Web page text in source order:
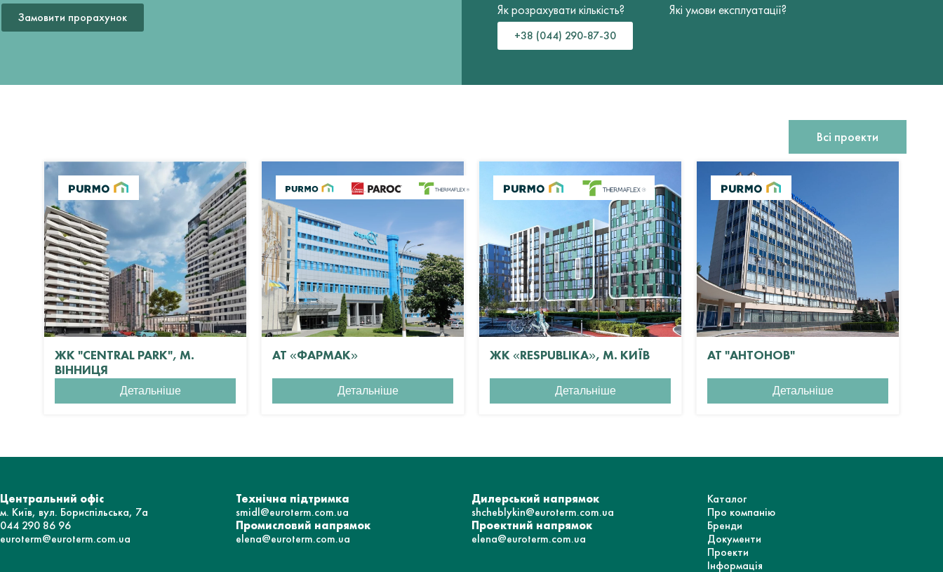
Замовити прорахунок
Як розрахувати кількість?
Які умови експлуатації?
+38 (044) 290-87-30
Всі проекти
ЖК "CENTRAL PARK", М.
ВІННИЦЯ
Детальніше
АТ «ФАРМАК»
Детальніше
ЖК «RESPUBLIKA», М. КИЇВ
Детальніше
АТ "АНТОНОВ"
Детальніше
Центральний офіс
м. Київ, вул. Бориспільська, 7а
044 290 86 96
euroterm@euroterm.com.ua
Технічна підтримка
smidl@euroterm.com.ua
Промисловий напрямок
elena@euroterm.com.ua
Дилерський напрямок
shcheblykin@euroterm.com.ua
Проектний напрямок
elena@euroterm.com.ua
Каталог
Про компанію
Бренди
Документи
Проекти
Інформація